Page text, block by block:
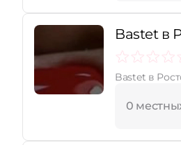
Bastet в
Bastet в
0